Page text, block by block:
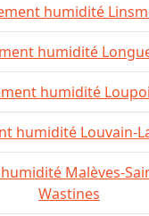
humidité
humidité
humidité
humidité Louvain-
Malèves-
Wastines